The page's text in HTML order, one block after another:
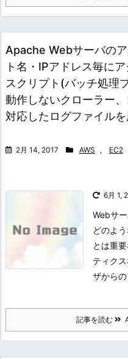
Apache Webサーバの
ト名・IPアドレス毎に
スクリプト(バッチ処理
動作しないクローラー
対応したログファイル
2月 14, 2017 AWS , EC2
6月 1,
Webサ
どのよ
とは重
ティク
ザから
記事を読む